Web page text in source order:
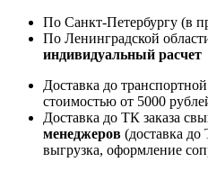
По Санкт-Петербургу (в
По Ленинградской
индивидуальный расчет
Доставка до
стоимостью от 5000
Доставка до ТК заказа
менеджеров (доставка до
выгрузка, оформление